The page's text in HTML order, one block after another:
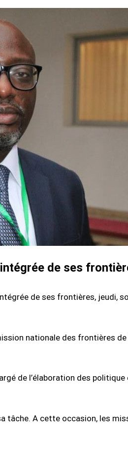
de ses
de ses frontières, jeudi,
nationale des frontières de
de l’élaboration des
tâche. A cette occasion, les